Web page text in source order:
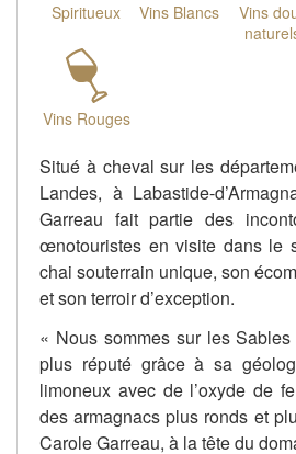
Spiritueux Vins Blancs
Vins
Vins Rouges
Situé à cheval sur les
Landes, à Labastide-
Garreau fait partie des
œnotouristes en visite dans le
chai souterrain unique, son
et son terroir d’exception.
« Nous sommes sur les
plus réputé grâce à sa
limoneux avec de l’oxyde de
des armagnacs plus ronds et
Carole Garreau, à la tête du